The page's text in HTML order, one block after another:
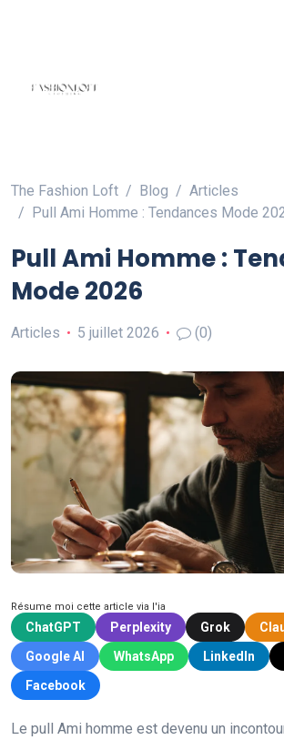
The Fashion Loft Blog
Articles
Pull Ami Homme : Tendances Mode
Pull Ami Homme :
Mode 2026
Articles 5 juillet 2026 (0)
Résume moi cette article via l'ia
ChatGPT Perplexity Grok
Google AI
WhatsApp LinkedIn
Facebook
Le pull Ami homme est devenu un